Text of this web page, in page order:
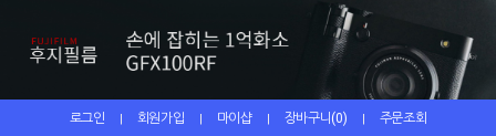
로그인 | 회원가입 | 마이샵 | 장바구니(0) | 주문조회